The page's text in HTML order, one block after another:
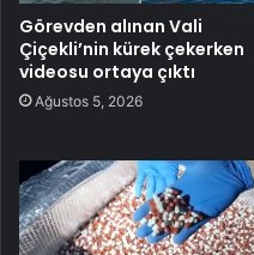
Görevden alınan Vali
Çiçekli’nin kürek çekerken
videosu ortaya çıktı
Ağustos 5, 2026